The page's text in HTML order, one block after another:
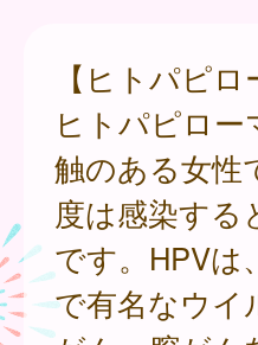
【ヒトパピ
ヒトパピロ
触のある女性
度は感染す
です。HPVは
で有名なウイ